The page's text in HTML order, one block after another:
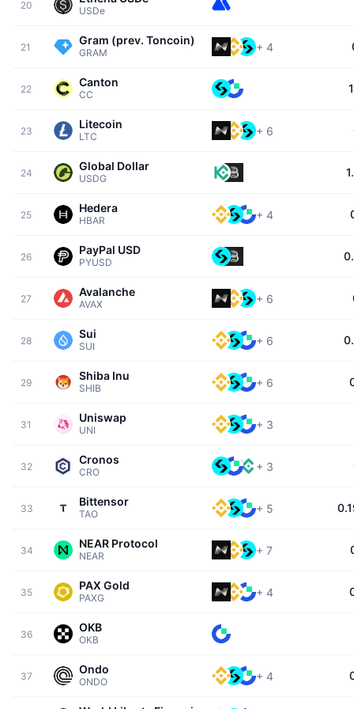
Nadchádzajúce predaje
20 USDe
21
Gram (prev. Toncoin)
GRAM + 4
22
Canton
CC
23
Litecoin
LTC + 6
24
Global Dollar
USDG
25
Hedera
HBAR + 4
26
PayPal USD
PYUSD
27
Avalanche
AVAX + 6
28
Sui
SUI + 6
29
Shiba Inu
SHIB + 6
31
Uniswap
UNI + 3
32
Cronos
CRO + 3
33
Bittensor
TAO + 5
34
NEAR Protocol
NEAR + 7
35
PAX Gold
PAXG + 4
36
OKB
OKB
37
Ondo
ONDO + 4